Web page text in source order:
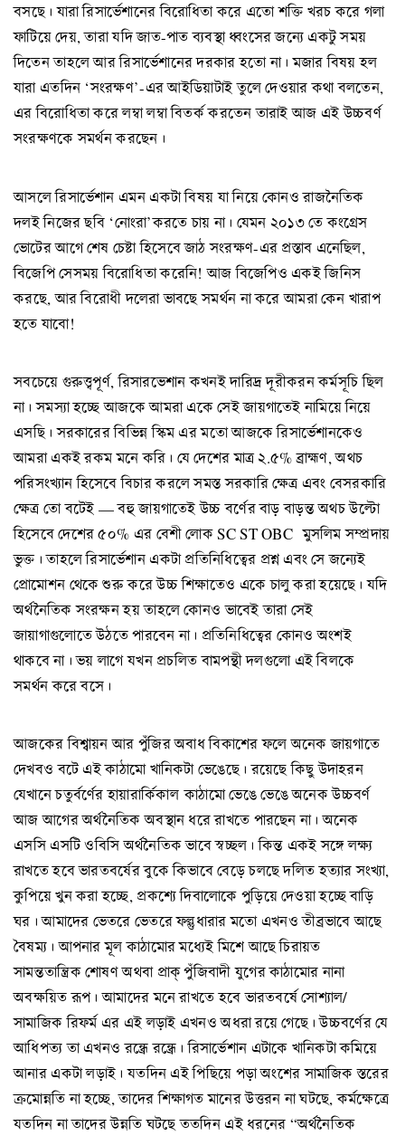
বসছে। যারা রিসার্ভেশানের বিরোধিতা করে এতো শক্তি খরচ করে গলা
ফাটিয়ে দেয়, তারা যদি জাত-পাত ব্যবস্থা ধ্বংসের জন্যে একটু সময়
দিতেন তাহলে আর রিসার্ভেশানের দরকার হতো না। মজার বিষয় হল
যারা এতদিন ‘সংরক্ষণ’-এর আইডিয়াটাই তুলে দেওয়ার কথা বলতেন,
এর বিরোধিতা করে লম্বা লম্বা বিতর্ক করতেন তারাই আজ এই উচ্চবর্ণ
সংরক্ষণকে সমর্থন করছেন।
আসলে রিসার্ভেশান এমন একটা বিষয় যা নিয়ে কোনও রাজনৈতিক
দলই নিজের ছবি ‘নোংরা’করতে চায় না। যেমন ২০১৩ তে কংগ্রেস
ভোটের আগে শেষ চেষ্টা হিসেবে জাঠ সংরক্ষণ-এর প্রস্তাব এনেছিল,
বিজেপি সেসময় বিরোধিতা করেনি! আজ বিজেপিও একই জিনিস
করছে, আর বিরোধী দলেরা ভাবছে সমর্থন না করে আমরা কেন খারাপ
হতে যাবো!
সবচেয়ে গুরুত্ত্বপূর্ণ, রিসারভেশান কখনই দারিদ্র দূরীকরন কর্মসূচি ছিল
না। সমস্যা হচ্ছে আজকে আমরা একে সেই জায়গাতেই নামিয়ে নিয়ে
এসছি। সরকারের বিভিন্ন স্কিম এর মতো আজকে রিসার্ভেশানকেও
আমরা একই রকম মনে করি। যে দেশের মাত্র ২.৫% ব্রাহ্মণ, অথচ
পরিসংখ্যান হিসেবে বিচার করলে সমস্ত সরকারি ক্ষেত্র এবং বেসরকারি
ক্ষেত্র তো বটেই — বহু জায়গাতেই উচ্চ বর্ণের বাড় বাড়ন্ত অথচ উল্টো
হিসেবে দেশের ৫০% এর বেশী লোক SC ST OBC মুসলিম সম্প্রদায়
ভুক্ত। তাহলে রিসার্ভেশান একটা প্রতিনিধিত্বের প্রশ্ন এবং সে জন্যেই
প্রোমোশন থেকে শুরু করে উচ্চ শিক্ষাতেও একে চালু করা হয়েছে। যদি
অর্থনৈতিক সংরক্ষন হয় তাহলে কোনও ভাবেই তারা সেই
জায়াগাগুলোতে উঠতে পারবেন না। প্রতিনিধিত্বের কোনও অংশই
থাকবে না। ভয় লাগে যখন প্রচলিত বামপন্থী দলগুলো এই বিলকে
সমর্থন করে বসে।
আজকের বিশ্বায়ন আর পুঁজির অবাধ বিকাশের ফলে অনেক জায়গাতে
দেখবও বটে এই কাঠামো খানিকটা ভেঙেছে। রয়েছে কিছু উদাহরন
যেখানে চতুর্বর্ণের হায়ারার্কিকাল কাঠামো ভেঙে ভেঙে অনেক উচ্চবর্ণ
আজ আগের অর্থনৈতিক অবস্থান ধরে রাখতে পারছেন না। অনেক
এসসি এসটি ওবিসি অর্থনৈতিক ভাবে স্বচ্ছল। কিন্ত একই সঙ্গে লক্ষ্য
রাখতে হবে ভারতবর্ষের বুকে কিভাবে বেড়ে চলছে দলিত হত্যার সংখ্যা,
কুপিয়ে খুন করা হচ্ছে, প্রকশ্যে দিবালোকে পুড়িয়ে দেওয়া হচ্ছে বাড়ি
ঘর। আমাদের ভেতরে ভেতরে ফল্গুধারার মতো এখনও তীব্রভাবে আছে
বৈষম্য। আপনার মূল কাঠামোর মধ্যেই মিশে আছে চিরায়ত
সামন্ততান্ত্রিক শোষণ অথবা প্রাক্ পুঁজিবাদী যুগের কাঠামোর নানা
অবক্ষয়িত রূপ। আমাদের মনে রাখতে হবে ভারতবর্ষে সোশ্যাল/
সামাজিক রিফর্ম এর এই লড়াই এখনও অধরা রয়ে গেছে। উচ্চবর্ণের যে
আধিপত্য তা এখনও রন্ধ্রে রন্ধ্রে। রিসার্ভেশান এটাকে খানিকটা কমিয়ে
আনার একটা লড়াই। যতদিন এই পিছিয়ে পড়া অংশের সামাজিক স্তরের
ক্রমোন্নতি না হচ্ছে, তাদের শিক্ষাগত মানের উত্তরন না ঘটছে, কর্মক্ষেত্রে
যতদিন না তাদের উন্নতি ঘটছে ততদিন এই ধরনের “অর্থনৈতিক